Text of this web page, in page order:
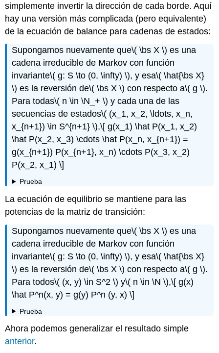
simplemente invertir la dirección de cada borde. Aquí
hay una versión más complicada (pero equivalente)
de la ecuación de balance para cadenas de estados:
Supongamos nuevamente que\( \bs X \) es una
cadena irreducible de Markov con función
invariante\( g: S \to (0, \infty) \), y esa\( \hat{\bs X}
\) es la reversión de\( \bs X \) con respecto a\( g \).
Para todas\( n \in \N_+ \) y cada una de las
secuencias de estados\( (x_1, x_2, \ldots, x_n,
x_{n+1}) \in S^{n+1} \),\[ g(x_1) \hat P(x_1, x_2)
\hat P(x_2, x_3) \cdots \hat P(x_n, x_{n+1}) =
g(x_{n+1}) P(x_{n+1}, x_n) \cdots P(x_3, x_2)
P(x_2, x_1) \]
Prueba
La ecuación de equilibrio se mantiene para las
potencias de la matriz de transición:
Supongamos nuevamente que\( \bs X \) es una
cadena irreducible de Markov con función
invariante\( g: S \to (0, \infty) \), y esa\( \hat{\bs X}
\) es la reversión de\( \bs X \) con respecto a\( g \).
Para todos\( (x, y) \in S^2 \) y\( n \in \N \),\[ g(x)
\hat P^n(x, y) = g(y) P^n (y, x) \]
Prueba
Ahora podemos generalizar el resultado simple
anterior.